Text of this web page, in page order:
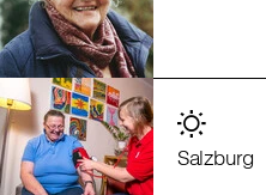
Salzburg